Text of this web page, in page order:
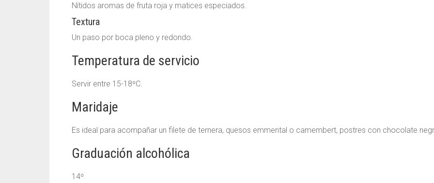
Nítidos aromas de fruta roja y matices especiados.
Textura
Un paso por boca pleno y redondo.
Temperatura de servicio
Servir entre 15-18ºC.
Maridaje
Es ideal para acompañar un filete de ternera, quesos emmental o camembert, postres con chocolate
Graduación alcohólica
14º